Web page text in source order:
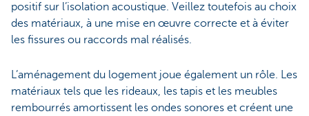
positif sur l’isolation acoustique. Veillez toutefois au choix
des matériaux, à une mise en œuvre correcte et à éviter
les fissures ou raccords mal réalisés.
L’aménagement du logement joue également un rôle. Les
matériaux tels que les rideaux, les tapis et les meubles
rembourrés amortissent les ondes sonores et créent une